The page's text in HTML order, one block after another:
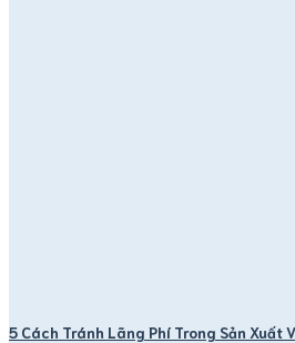
5 Cách Tránh Lãng Phí Trong Sản Xuất